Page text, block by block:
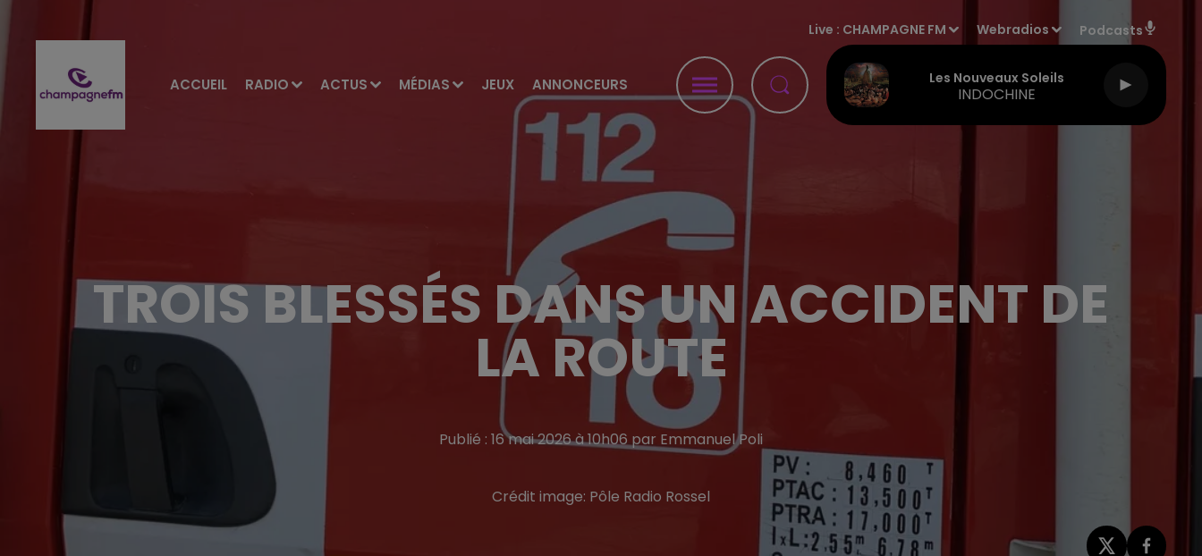
ACCUEIL RADIO ACTUS MÉDIAS JEUX ANNONCEURS
Live : CHAMPAGNE FM Webradios Podcasts
Les Nouveaux Soleils
INDOCHINE
TROIS BLESSÉS DANS UN ACCIDENT DE
LA ROUTE
Publié : 16 mai 2026 à 10h06 par Emmanuel Poli
Crédit image: Pôle Radio Rossel